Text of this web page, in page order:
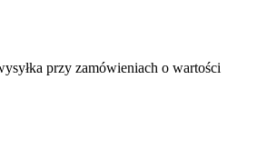
przy zamówieniach o wartości